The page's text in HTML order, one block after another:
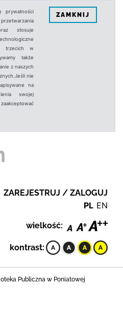
prywatności
stosuje
trzecich w
także
z naszych
nie
na
swojej
ZAMKNIJ
ZAREJESTRUJ / ZALOGUJ
PL EN
wielkość:
kontrast:
Publiczna w Poniatowej